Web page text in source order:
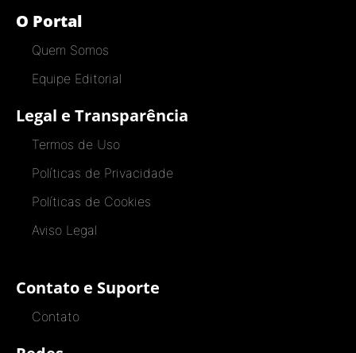
O Portal
Quem Somos
Equipe Editorial
Legal e Transparência
Termos de Uso
Políticas de Privacidade
Políticas de Cookies
Aviso Legal
Contato e Suporte
Contato